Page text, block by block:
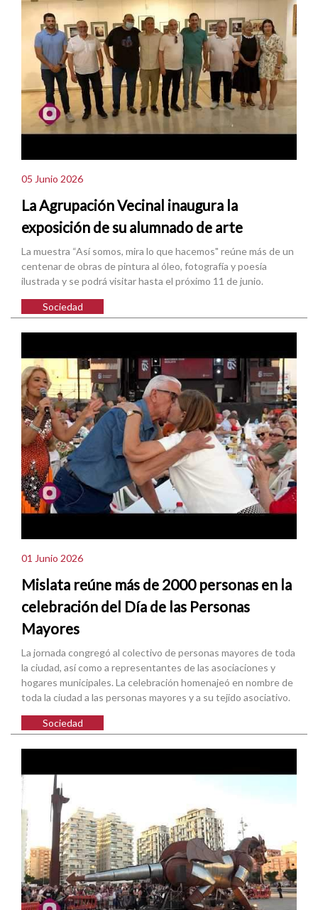
05 Junio 2026
La Agrupación Vecinal inaugura la
exposición de su alumnado de arte
La muestra “Así somos, mira lo que hacemos" reúne más de un
centenar de obras de pintura al óleo, fotografía y poesía
ilustrada y se podrá visitar hasta el próximo 11 de junio.
Sociedad
01 Junio 2026
Mislata reúne más de 2000 personas en la
celebración del Día de las Personas
Mayores
La jornada congregó al colectivo de personas mayores de toda
la ciudad, así como a representantes de las asociaciones y
hogares municipales. La celebración homenajeó en nombre de
toda la ciudad a las personas mayores y a su tejido asociativo.
Sociedad